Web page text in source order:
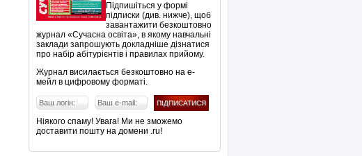
Підпишіться у формі
підписки (див. нижче), щоб
завантажити безкоштовно
журнал «Сучасна освіта», в якому навчальні
заклади запрошують докладніше дізнатися
про набір абітурієнтів і правилах прийому.
Журнал висилається безкоштовно на е-
мейл в цифровому форматі.
Ніякого спаму! Увага! Ми не зможемо
доставити пошту на домени .ru!